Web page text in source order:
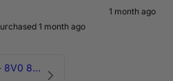
1 month ago
1 month ago
Radhausschale - 8V0 821 191 C - Original Ersatzteil für Audi RS3 Sportback